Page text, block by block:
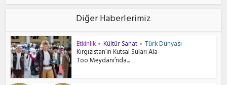
Diğer Haberlerimiz
Etkinlik • Kültür Sanat • Türk Dünyası
Kırgızistan’ın Kutsal Suları Ala-
Too Meydanı’nda...